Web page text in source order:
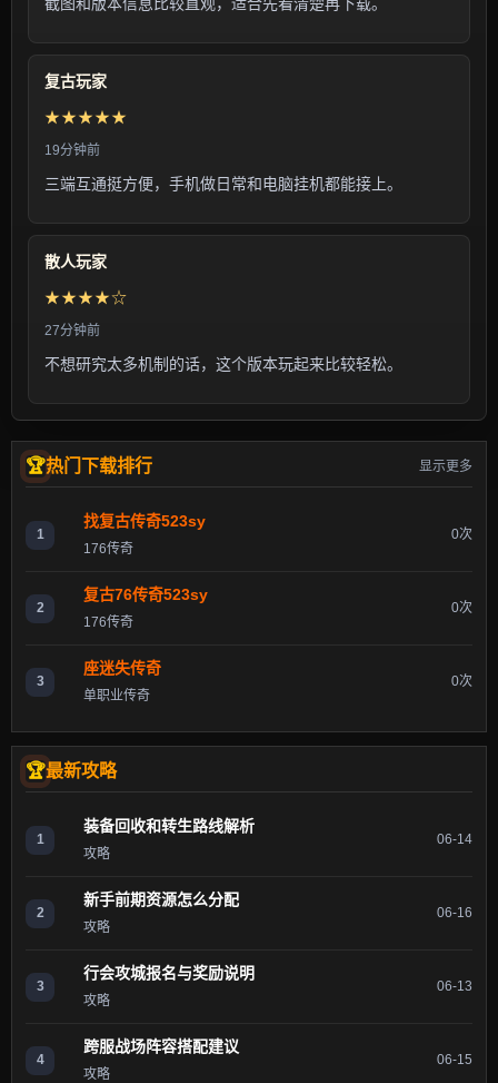
复古玩家
★★★★★
19分钟前
三端互通挺方便，手机做日常和电脑挂机都能接上。
散人玩家
★★★★☆
27分钟前
不想研究太多机制的话，这个版本玩起来比较轻松。
热门下载排行 显示更多
1
找复古传奇523sy
176传奇
0次
2
复古76传奇523sy
176传奇
0次
3
座迷失传奇
单职业传奇
0次
最新攻略
1
装备回收和转生路线解析
攻略
06-14
2
新手前期资源怎么分配
攻略
06-16
3
行会攻城报名与奖励说明
攻略
06-13
4
跨服战场阵容搭配建议
攻略
06-15